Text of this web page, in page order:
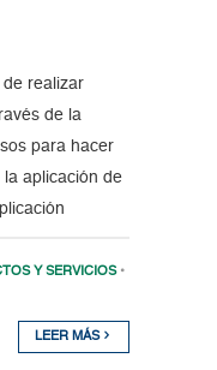
de realizar
de la
para hacer
aplicación de
Y SERVICIOS •
LEER MÁS